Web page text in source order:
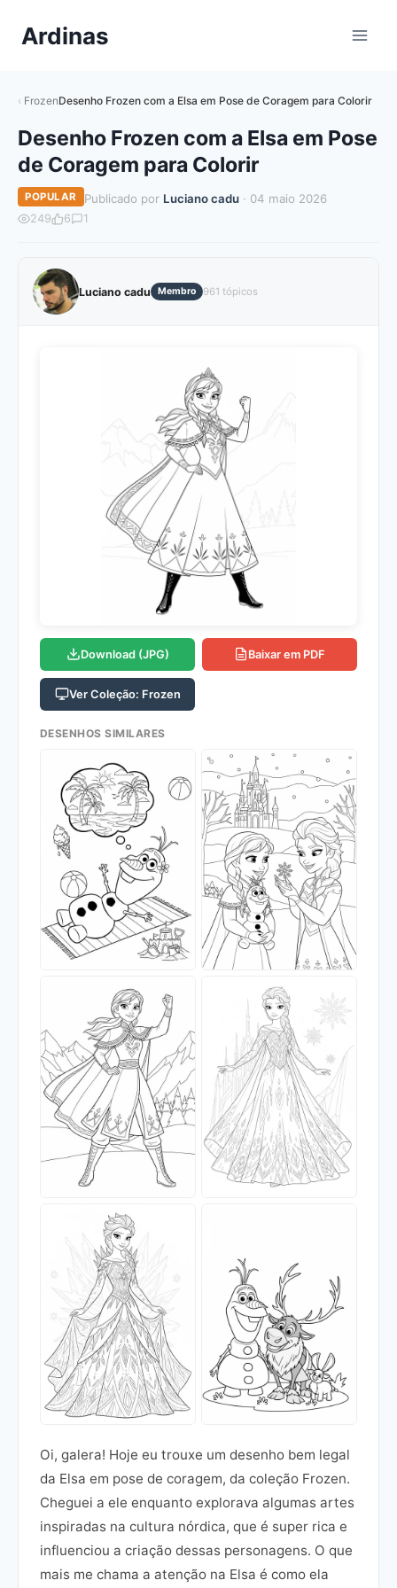
paraArdinas
FrozenDesenho Frozen com a Elsa em Pose de Coragem para Colorir
Desenho Frozen com a Elsa em Pose
de Coragem para Colorir
POPULAR Publicado por Luciano cadu· 04 maio 2026
249 6 1
Luciano cadu Membro 961 tópicos
Download (JPG) Baixar em PDF
Ver Coleção: Frozen
DESENHOS SIMILARES
Oi, galera! Hoje eu trouxe um desenho bem legal
da Elsa em pose de coragem, da coleção Frozen.
Cheguei a ele enquanto explorava algumas artes
inspiradas na cultura nórdica, que é super rica e
influenciou a criação dessas personagens. O que
mais me chama a atenção na Elsa é como ela